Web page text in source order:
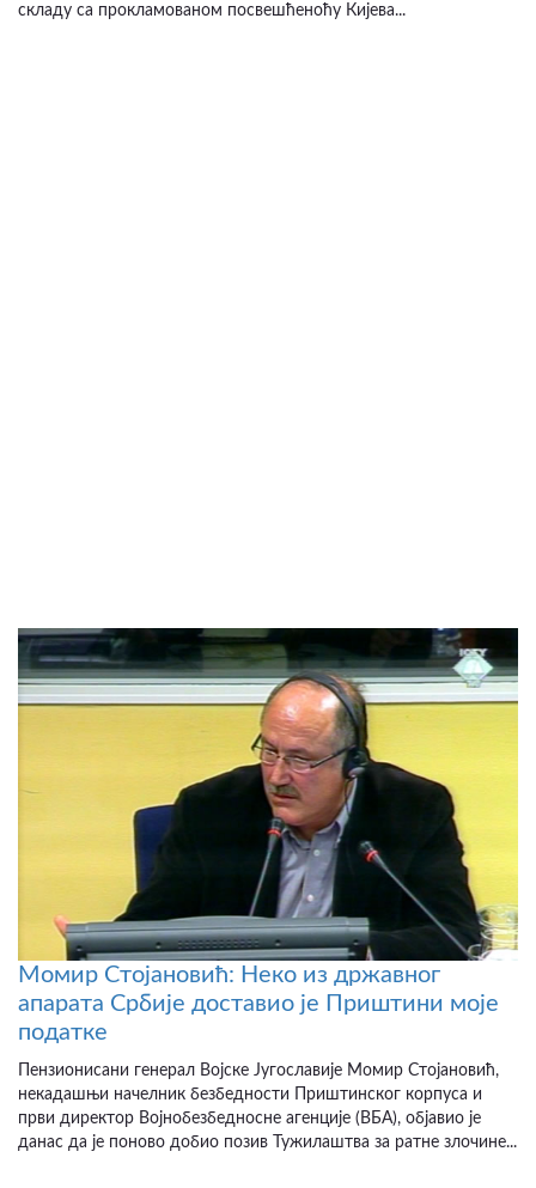
складу са прокламованом посвешћеноћу Кијева...
Момир Стојановић: Неко из државног
апарата Србије доставио је Приштини моје
податке
Пензионисани генерал Војске Југославије Момир Стојановић,
некадашњи начелник безбедности Приштинског корпуса и
први директор Војнобезбедносне агенције (ВБА), објавио је
данас да је поново добио позив Тужилаштва за ратне злочине...